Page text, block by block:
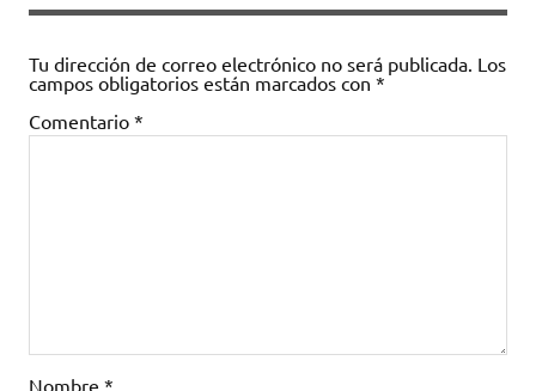
Tu dirección de correo electrónico no será publicada. Los
campos obligatorios están marcados con *
Comentario *
Nombre *